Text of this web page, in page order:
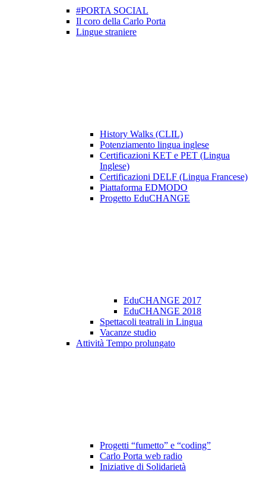
#PORTA SOCIAL
Il coro della Carlo Porta
Lingue straniere
History Walks (CLIL)
Potenziamento lingua inglese
Certificazioni KET e PET (Lingua
Inglese)
Certificazioni DELF (Lingua Francese)
Piattaforma EDMODO
Progetto EduCHANGE
EduCHANGE 2017
EduCHANGE 2018
Spettacoli teatrali in Lingua
Vacanze studio
Attività Tempo prolungato
Progetti “fumetto” e “coding”
Carlo Porta web radio
Iniziative di Solidarietà